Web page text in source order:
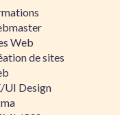
Web
de sites
UI Design